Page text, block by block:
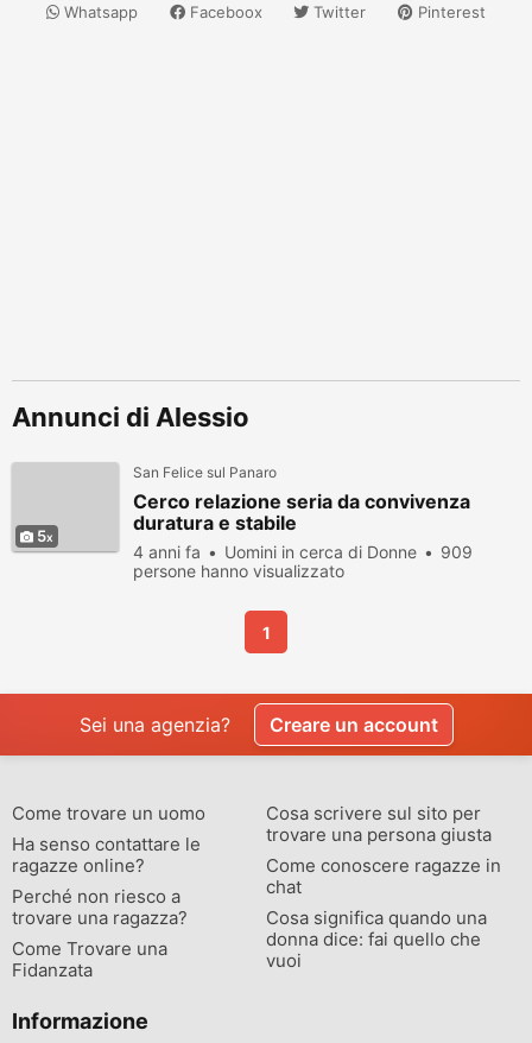
Whatsapp Faceboox Twitter Pinterest
Annunci di Alessio
5
San Felice sul Panaro
Cerco relazione seria da convivenza
duratura e stabile
4 anni fa Uomini in cerca di Donne
909
persone hanno visualizzato
1
Sei una agenzia? Creare un account
Come trovare un uomo
Ha senso contattare le
ragazze online?
Perché non riesco a
trovare una ragazza?
Come Trovare una
Fidanzata
Cosa scrivere sul sito per
trovare una persona giusta
Come conoscere ragazze in
chat
Cosa significa quando una
donna dice: fai quello che
vuoi
Informazione